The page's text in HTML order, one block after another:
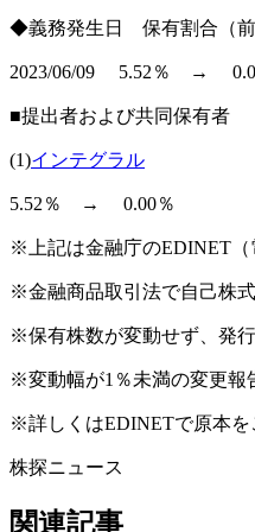
◆義務発生日 保有割
2023/06/09 5.52％
■提出者および共同保有者
(1)インテグラル
5.52％ → 0.00％
※上記は金融庁のEDINET（
※金融商品取引法で自己株
※保有株数が変動せず、発
※変動幅が1％未満の変更報
※詳しくはEDINETで原本を
株探ニュース
関連記事